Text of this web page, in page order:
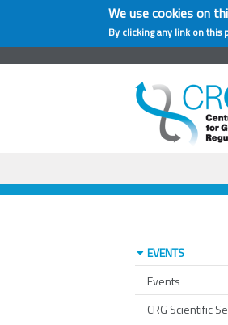
We use cookies on
By clicking any link on this
EVENTS
Events
CRG Scientific